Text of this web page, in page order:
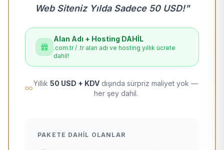
Web Siteniz Yılda Sadece 50 USD!"
Alan Adı + Hosting DAHİL
.com.tr / .tr alan adı ve hosting yıllık ücrete
dahil!
Yıllık 50 USD + KDV dışında sürpriz maliyet yok —
her şey dahil.
PAKETE DAHIL OLANLAR